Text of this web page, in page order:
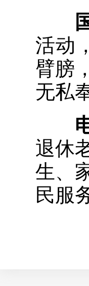
活动
臂膀
无私
退休
生、
民服